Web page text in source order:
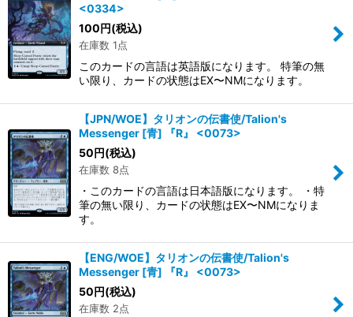
<0334>
100円(税込)
在庫数 1点
このカードの言語は英語版になります。 特筆の無
い限り、カードの状態はEX〜NMになります。
【JPN/WOE】タリオンの伝書使/Talion's
Messenger [青] 『R』 <0073>
50円(税込)
在庫数 8点
・このカードの言語は日本語版になります。 ・特
筆の無い限り、カードの状態はEX〜NMになりま
す。
【ENG/WOE】タリオンの伝書使/Talion's
Messenger [青] 『R』 <0073>
50円(税込)
在庫数 2点